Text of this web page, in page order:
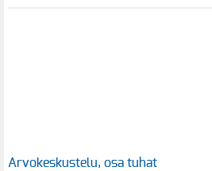
Arvokeskustelu, osa tuhat